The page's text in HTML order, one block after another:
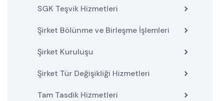
SGK Teşvik Hizmetleri
Şirket Bölünme ve Birleşme İşlemleri
Şirket Kuruluşu
Şirket Tür Değişikliği Hizmetleri
Tam Tasdik Hizmetleri